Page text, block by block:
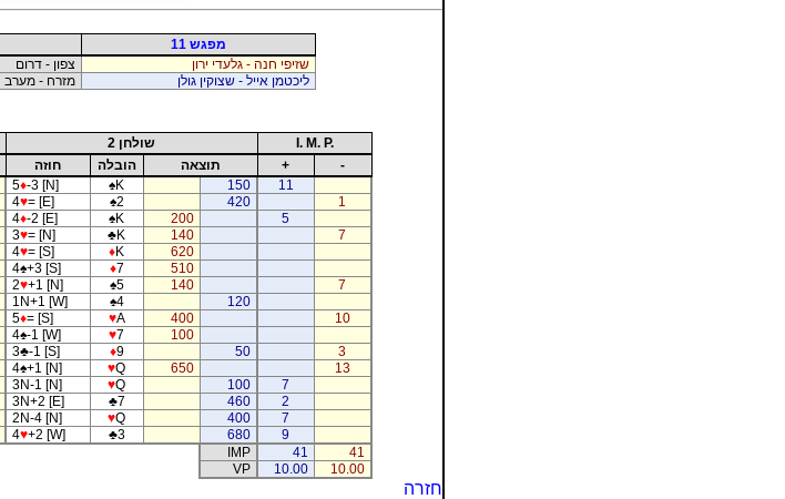
מפגש 11
שזיפי חנה - גלעדי ירון
צפון - דרום
ליכטמן אייל - שצוקין גולן
מזרח - מערב
I. M. P. שולחן 2
-
+ תוצאה הובלה חוזה
11
150
♠K
5♦-3 [N]
1
420
♠2
4♥= [E]
5
200
♠K
4♦-2 [E]
7
140
♣K
3♥= [N]
620
♦K
4♥= [S]
510
♦7
4♠+3 [S]
7
140
♠5
2♥+1 [N]
120
♠4
1N+1 [W]
10
400
♥A
5♦= [S]
100
♥7
4♠-1 [W]
3
50
♦9
3♣-1 [S]
13
650
♥Q
4♠+1 [N]
7
100
♥Q
3N-1 [N]
2
460
♣7
3N+2 [E]
7
400
♥Q
2N-4 [N]
9
680
♣3
4♥+2 [W]
41
41
IMP
10.00
10.00
VP
חזרה